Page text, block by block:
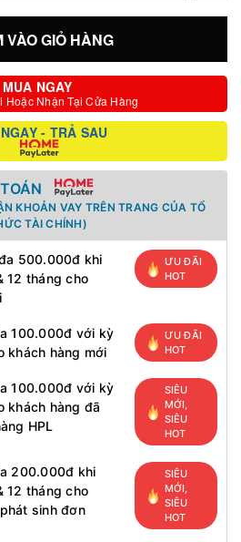
VÀO GIỎ HÀNG
MUA NGAY
Hoặc Nhận Tại Cửa Hàng
- TRẢ SAU
KHOẢN VAY TRÊN TRANG CỦA TỔ
TÀI CHÍNH)
500.000đ khi
12 tháng cho
ƯU ĐÃI
HOT
100.000đ với kỳ
khách hàng mới
ƯU ĐÃI
HOT
100.000đ với kỳ
khách hàng đã
HPL
SIÊU
MỚI,
SIÊU
HOT
200.000đ khi
12 tháng cho
sinh đơn
SIÊU
MỚI,
SIÊU
HOT